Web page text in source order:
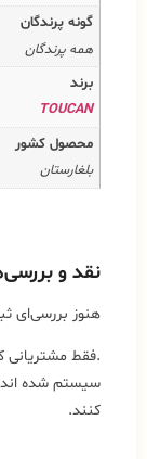
گونه پرندگان
همه پرندگان
برند
TOUCAN
محصول کشور
بلغارستان
نقد و
هنوز بررسی‌ای
.فقط مشتریانی
سیستم شده اند
کنند.